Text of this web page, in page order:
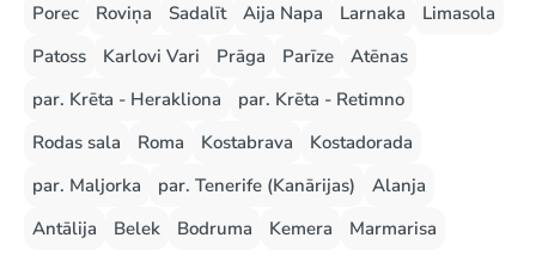
Porec
Roviņa Sadalīt Aija Napa Larnaka
Limasola
Patoss
Karlovi Vari Prāga Parīze
Atēnas
par. Krēta - Herakliona
par. Krēta - Retimno
Rodas sala
Roma Kostabrava
Kostadorada
par. Maljorka
par. Tenerife (Kanārijas)
Alanja
Antālija
Belek Bodruma Kemera Marmarisa